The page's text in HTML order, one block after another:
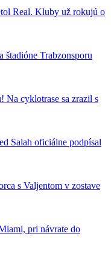
Real. Kluby už rokujú o
štadióne Trabzonsporu
Na cyklotrase sa zrazil s
Salah oficiálne podpísal
s Valjentom v zostave
pri návrate do